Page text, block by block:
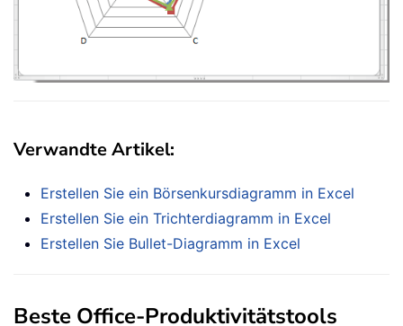
Verwandte Artikel:
Erstellen Sie ein Börsenkursdiagramm in Excel
Erstellen Sie ein Trichterdiagramm in Excel
Erstellen Sie Bullet-Diagramm in Excel
Beste Office-Produktivitätstools